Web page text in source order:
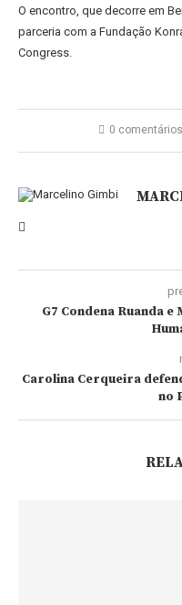
O encontro, que decorre em
parceria com a Fundação
Congress.
0 comentários
G7 Condena Ruanda
Carolina Cerqueira
no